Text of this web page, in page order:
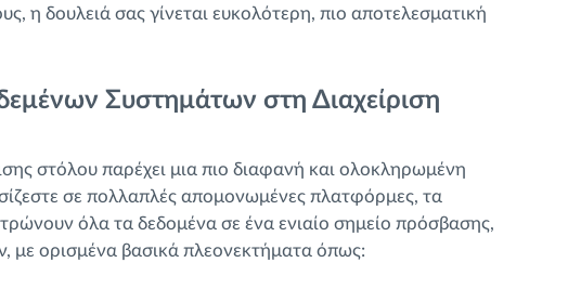
η δουλειά σας γίνεται ευκολότερη, πιο αποτελεσματική
Συστημάτων στη Διαχείριση
στόλου παρέχει μια πιο διαφανή και ολοκληρωμένη
σε πολλαπλές απομονωμένες πλατφόρμες, τα
όλα τα δεδομένα σε ένα ενιαίο σημείο πρόσβασης,
ορισμένα βασικά πλεονεκτήματα όπως: